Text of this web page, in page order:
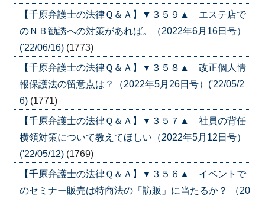
【千原弁護士の法律Ｑ＆Ａ】▼３５９▲ エステ店で
のＮＢ勧誘への対策があれば。（2022年6月16日号）
('22/06/16) (1773)
【千原弁護士の法律Ｑ＆Ａ】▼３５８▲ 改正個人情
報保護法の留意点は？（2022年5月26日号）('22/05/2
6) (1771)
【千原弁護士の法律Ｑ＆Ａ】▼３５７▲ 社員の背任
横領対策について教えてほしい（2022年5月12日号）
('22/05/12) (1769)
【千原弁護士の法律Ｑ＆Ａ】▼３５６▲ イベントで
のセミナー販売は特商法の「訪販」に当たるか？ （20